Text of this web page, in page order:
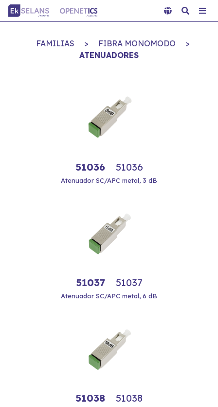
FAMILIAS > FIBRA MONOMODO
>
ATENUADORES
51036 51036
Atenuador SC/APC metal, 3 dB
51037 51037
Atenuador SC/APC metal, 6 dB
51038 51038